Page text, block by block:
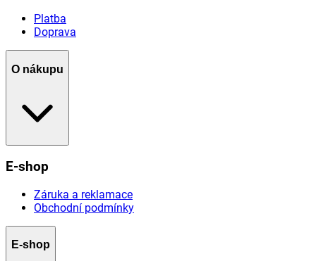
Platba
Doprava
O nákupu
E-shop
Záruka a reklamace
Obchodní podmínky
E-shop